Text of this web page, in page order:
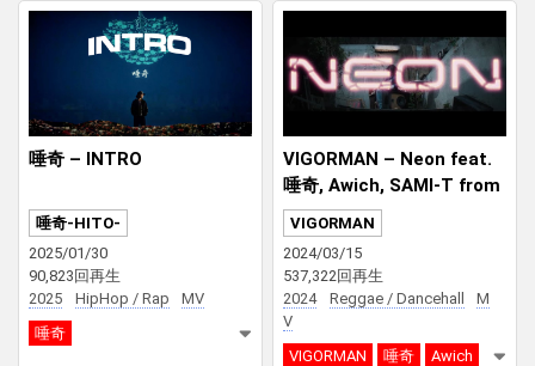
唾奇 – INTRO
唾奇-HITO-
2025/01/30
90,823回再生
2025
HipHop / Rap
MV
唾奇
VIGORMAN – Neon feat.
唾奇, Awich, SAMI-T from
Mighty Crown［Fully Acti
ve Ver.］(Prod. by GeG)
VIGORMAN
2024/03/15
537,322回再生
2024
Reggae / Dancehall
M
V
VIGORMAN
唾奇
Awich